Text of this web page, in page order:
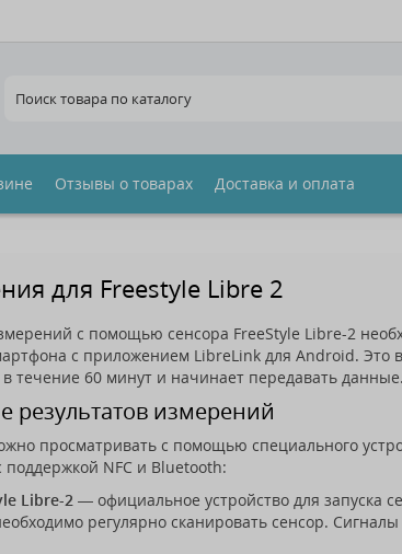
Отзывы о товарах Доставка и оплата
для Freestyle Libre 2
с помощью сенсора FreeStyle Libre-2
с приложением LibreLink для Android. Это
в течение 60 минут и начинает передавать данные.
результатов измерений
просматривать с помощью специального
NFC и Bluetooth:
Libre-2 — официальное устройство для запуска
регулярно сканировать сенсор.